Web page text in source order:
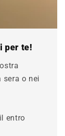
per te!
sera o nei
entro